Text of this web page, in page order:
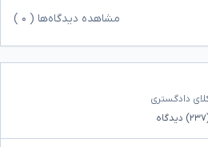
مشاهده دیدگاه‌ها ( ۰
دادگستری
دیدگاه